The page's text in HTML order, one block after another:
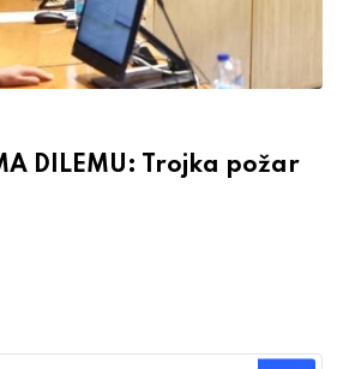
DILEMU: Trojka požar